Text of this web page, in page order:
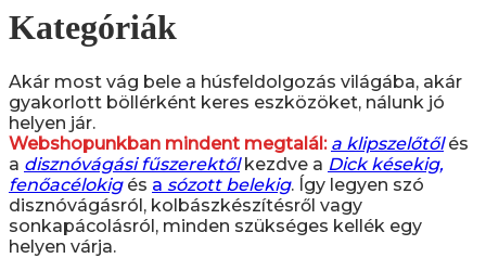
Kategóriák
Akár most vág bele a húsfeldolgozás világába, akár
gyakorlott böllérként keres eszközöket, nálunk jó
helyen jár.
Webshopunkban mindent megtalál: a klipszelőtőlés
a disznóvágási fűszerektőlkezdve a Dick késekig,
fenőacélokigés a sózott belekig. Így legyen szó
disznóvágásról, kolbászkészítésről vagy
sonkapácolásról, minden szükséges kellék egy
helyen várja.